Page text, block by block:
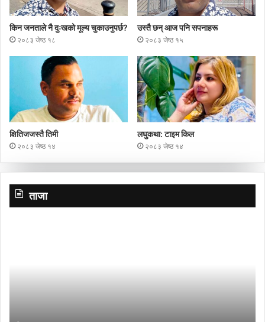
किन जनताले नै दुःखको मूल्य चुकाउनुपर्छ?
२०८३ जेष्ठ १८
उस्तै छन् आज पनि सपनाहरू
२०८३ जेष्ठ १५
क्षितिजजस्तै तिमी
२०८३ जेष्ठ १४
लघुकथा: टाइम किल
२०८३ जेष्ठ १४
ताजा